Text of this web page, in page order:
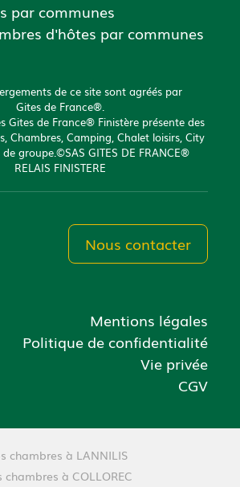
par communes
d'hôtes par communes
de ce site sont agréés par
Gites de France®.
Gites de France® Finistère présente des
Chambres, Camping, Chalet loisirs, City
groupe.©SAS GITES DE FRANCE®
RELAIS FINISTERE
Nous contacter
Mentions légales
Politique de confidentialité
Vie privée
CGV
chambres à LANNILIS
chambres à COLLOREC